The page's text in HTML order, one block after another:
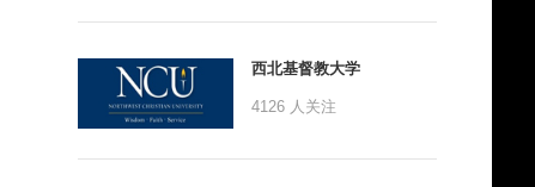
西北基督教大学
4126 人关注